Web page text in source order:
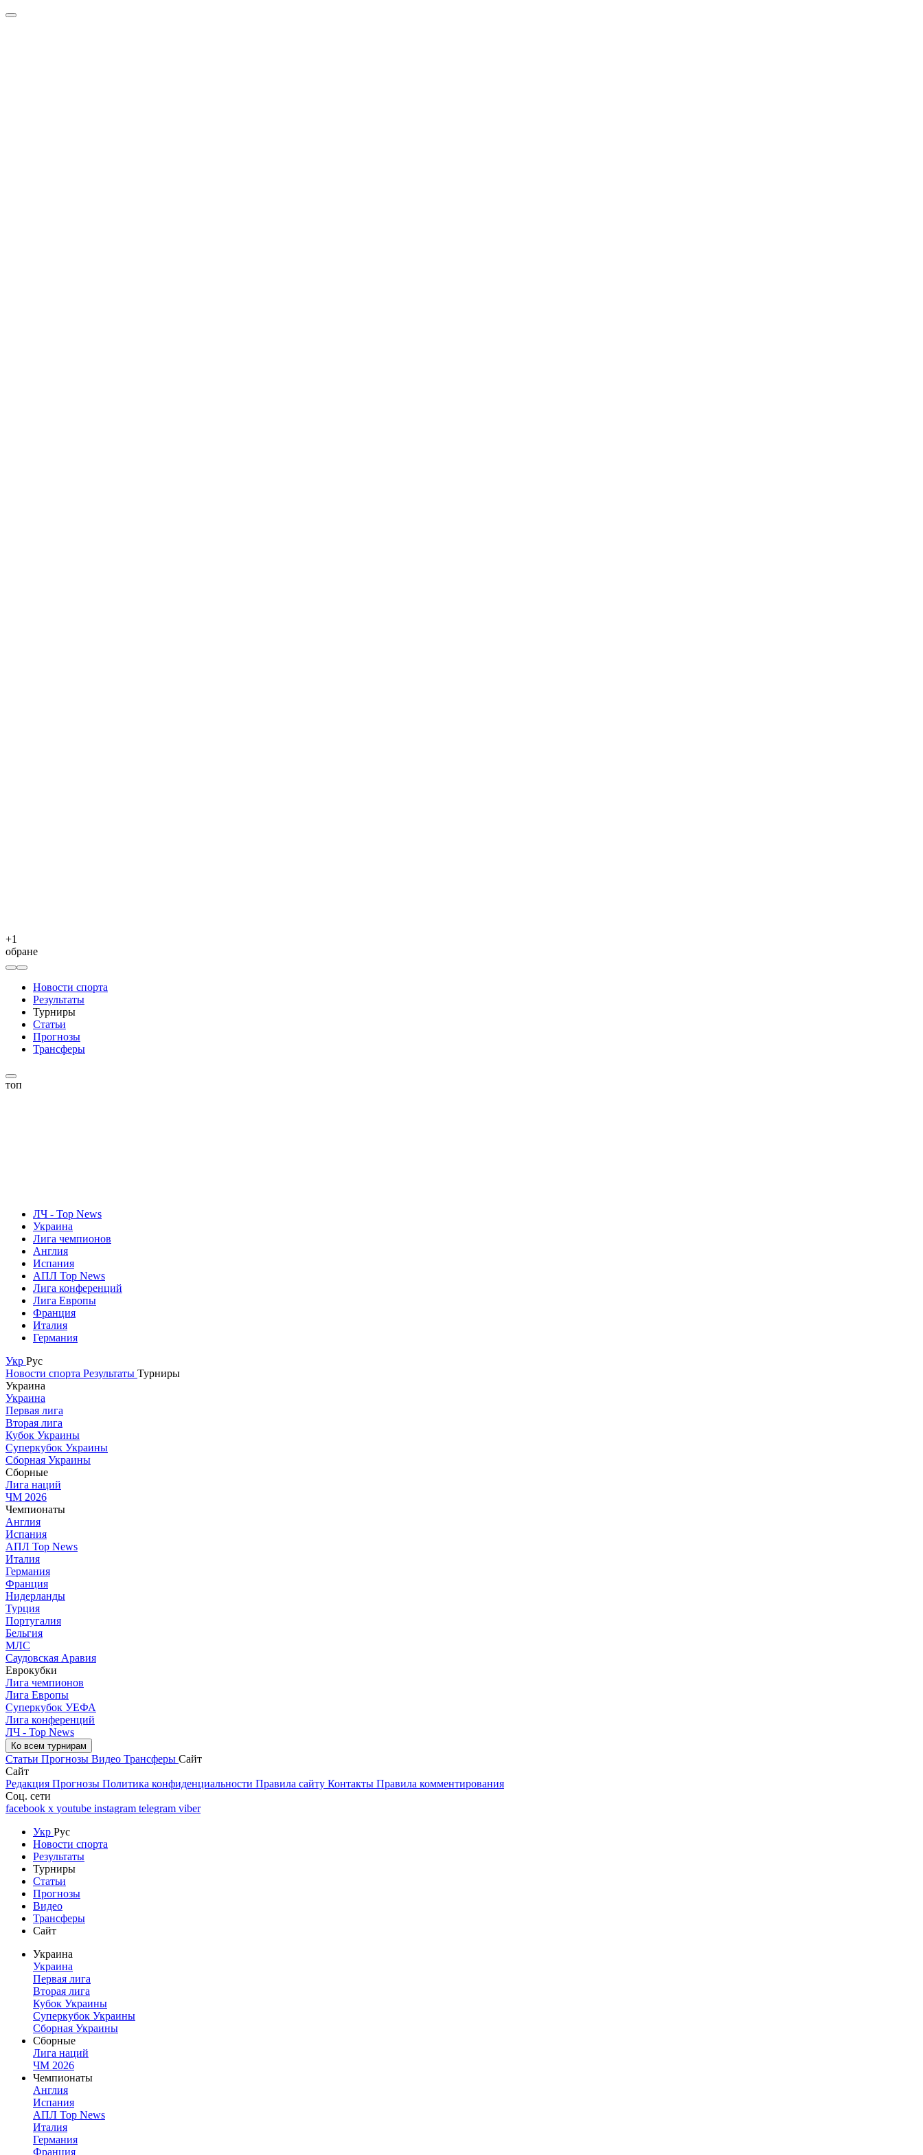
+1
обране
Новости спорта
Результаты
Турниры
Статьи
Прогнозы
Трансферы
топ
ЛЧ - Top News
Украина
Лига чемпионов
Англия
Испания
АПЛ Top News
Лига конференций
Лига Европы
Франция
Италия
Германия
Укр Рус
Новости спорта Результаты Турниры
Украина
Украина
Первая лига
Вторая лига
Кубок Украины
Суперкубок Украины
Сборная Украины
Сборные
Лига наций
ЧМ 2026
Чемпионаты
Англия
Испания
АПЛ Top News
Италия
Германия
Франция
Нидерланды
Турция
Португалия
Бельгия
МЛС
Саудовская Аравия
Еврокубки
Лига чемпионов
Лига Европы
Суперкубок УЕФА
Лига конференций
ЛЧ - Top News
Ко всем турнирам
Статьи Прогнозы Видео Трансферы Сайт
Сайт
Редакция Прогнозы Политика конфиденциальности Правила сайту Контакты Правила комментирования
Соц. сети
facebook x youtube instagram telegram viber
Укр Рус
Новости спорта
Результаты
Турниры
Статьи
Прогнозы
Видео
Трансферы
Сайт
Украина
Украина
Первая лига
Вторая лига
Кубок Украины
Суперкубок Украины
Сборная Украины
Сборные
Лига наций
ЧМ 2026
Чемпионаты
Англия
Испания
АПЛ Top News
Италия
Германия
Франция